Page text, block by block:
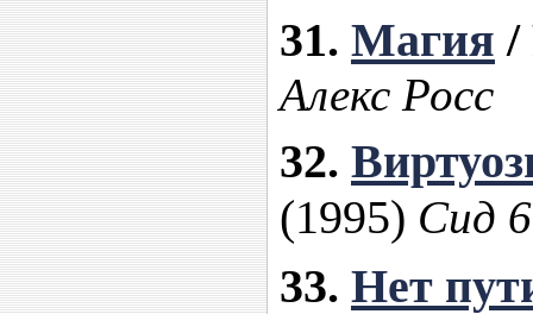
31. Магия /
Алекс Росс
32.
(1995) Сид
33. Нет